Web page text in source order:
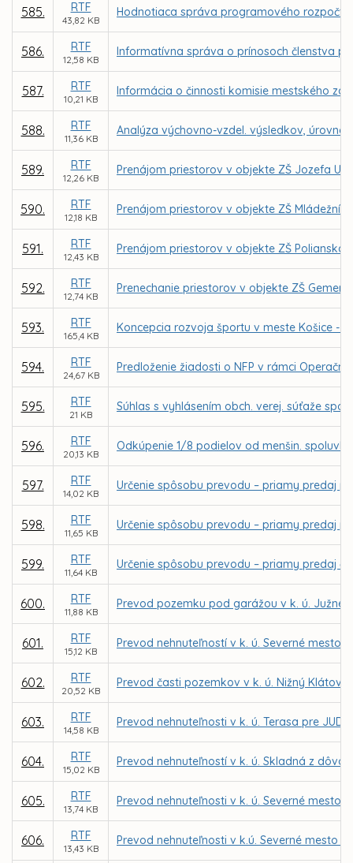
585. RTF
43,82 KB
Hodnotiaca správa programového
586. RTF
12,58 KB
Informatívna správa o prínosoch členstva
587. RTF
10,21 KB
Informácia o činnosti komisie mestského
588. RTF
11,36 KB
Analýza výchovno-vzdel. výsledkov, úrovne
589. RTF
12,26 KB
Prenájom priestorov v objekte ZŠ Jozefa
590. RTF
12,18 KB
Prenájom priestorov v objekte ZŠ
591. RTF
12,43 KB
Prenájom priestorov v objekte ZŠ Polianska
592. RTF
12,74 KB
Prenechanie priestorov v objekte ZŠ
593. RTF
165,4 KB
Koncepcia rozvoja športu v meste Košice -
594. RTF
24,67 KB
Predloženie žiadosti o NFP v rámci
595. RTF
21 KB
Súhlas s vyhlásením obch. verej. súťaže
596. RTF
20,13 KB
Odkúpenie 1/8 podielov od menšin.
597. RTF
14,02 KB
Určenie spôsobu prevodu – priamy predaj
598. RTF
11,65 KB
Určenie spôsobu prevodu – priamy predaj
599. RTF
11,64 KB
Určenie spôsobu prevodu – priamy predaj
600. RTF
11,88 KB
Prevod pozemku pod garážou v k. ú. Južné
601. RTF
15,12 KB
Prevod nehnuteľností v k. ú. Severné mesto
602. RTF
20,52 KB
Prevod časti pozemkov v k. ú. Nižný Klátov
603. RTF
14,58 KB
Prevod nehnuteľnosti v k. ú. Terasa pre
604. RTF
15,02 KB
Prevod nehnuteľností v k. ú. Skladná z
605. RTF
13,74 KB
Prevod nehnuteľnosti v k. ú. Severné mesto
606. RTF
13,43 KB
Prevod nehnuteľnosti v k.ú. Severné mesto